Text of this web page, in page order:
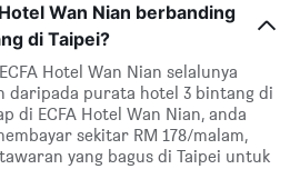
Wan Nian berbanding
di Taipei?
Hotel Wan Nian selalunya
daripada purata hotel 3 bintang di
di ECFA Hotel Wan Nian, anda
sekitar RM 178/malam,
yang bagus di Taipei untuk